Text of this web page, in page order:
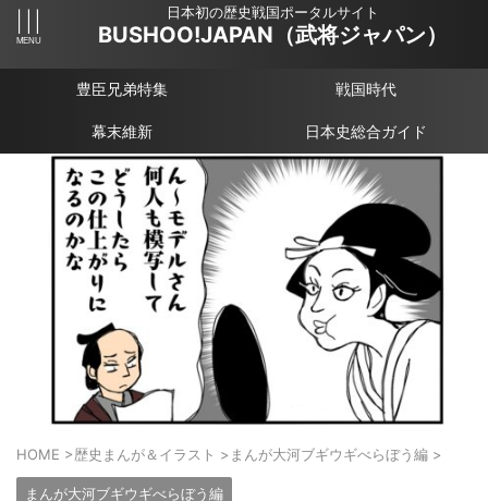
日本初の歴史戦国ポータルサイト
BUSHOO!JAPAN（武将ジャパン）
豊臣兄弟特集 戦国時代
幕末維新 日本史総合ガイド
HOME >歴史まんが＆イラスト > まんが大河ブギウギべらぼう編 >
まんが大河ブギウギべらぼう編